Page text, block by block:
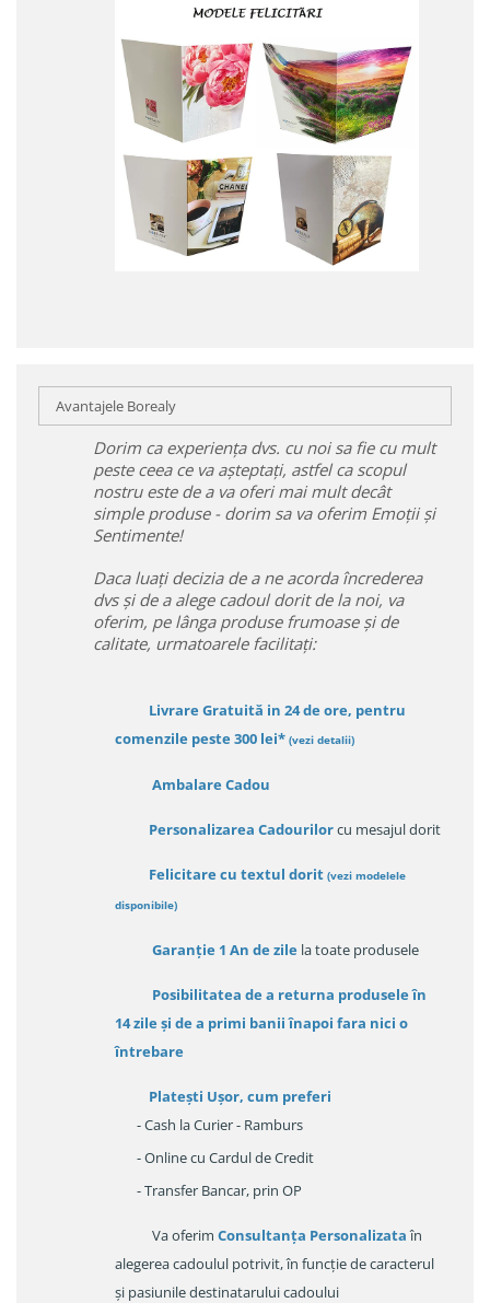
Avantajele Borealy
Dorim ca experiența dvs. cu noi sa fie cu mult
peste ceea ce va așteptați, astfel ca scopul
nostru este de a va oferi mai mult decât
simple produse - dorim sa va oferim Emoții și
Sentimente!
Daca luați decizia de a ne acorda încrederea
dvs și de a alege cadoul dorit de la noi, va
oferim, pe lânga produse frumoase și de
calitate, urmatoarele facilitați:
Livrare Gratuită in 24 de ore, pentru
comenzile peste 300 lei* (vezi detalii)
Ambalare Cadou
Personalizarea Cadourilorcu mesajul dorit
Felicitare cu textul dorit (vezi modelele
disponibile)
Garanție 1 An de zile la toate produsele
Posibilitatea de a returna produsele în
14 zileși de a primi banii înapoi fara nici o
întrebare
Platești Ușor, cum preferi
- Cash la Curier - Ramburs
- Online cu Cardul de Credit
- Transfer Bancar, prin OP
Va oferim Consultanța Personalizataîn
alegerea cadoulul potrivit, în funcție de caracterul
și pasiunile destinatarului cadoului